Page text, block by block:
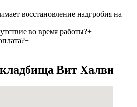
восстановление надгробия на
во время работы?+
+
Вит Халви